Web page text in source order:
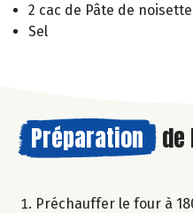
2 cac de Pâte de noisette
Sel
Préparation de
Préchauffer le four à